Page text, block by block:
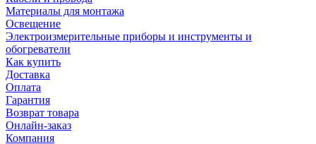
Материалы для монтажа
Освещение
Электроизмерительные приборы и инструменты и
обогреватели
Как купить
Доставка
Оплата
Гарантия
Возврат товара
Онлайн-заказ
Компания